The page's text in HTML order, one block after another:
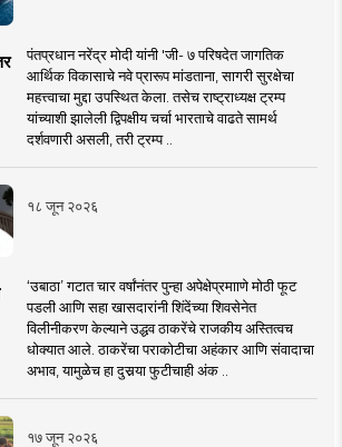
पंतप्रधान नरेंद्र मोदी यांनी 'जी- ७ परिषदेत जागतिक
आर्थिक विकासाचे नवे प्रारूप मांडताना, सागरी सुरक्षेचा
महत्त्वाचा मुद्दा उपस्थित केला. तसेच राष्ट्राध्यक्ष ट्रम्प
यांच्याशी झालेली द्विपक्षीय चर्चा भारताचे वाढते सामर्थ
दर्शवणारी असली, तरी ट्रम्प ..
१८ जून २०२६
‘उबाठा’ गटात चार वर्षांनंतर पुन्हा अपेक्षेप्रमााणे मोठी फूट
पडली आणि सहा खासदारांनी शिंदेंच्या शिवसेनेत
विलीनीकरण केल्याने उद्धव ठाकरेंचे राजकीय अस्तित्वच
धोक्यात आले. ठाकरेंचा पराकोटीचा अहंकार आणि संवादाचा
अभाव, यामुळेच हा दुसर्‍या फुटीचाही अंक ..
१७ जून २०२६